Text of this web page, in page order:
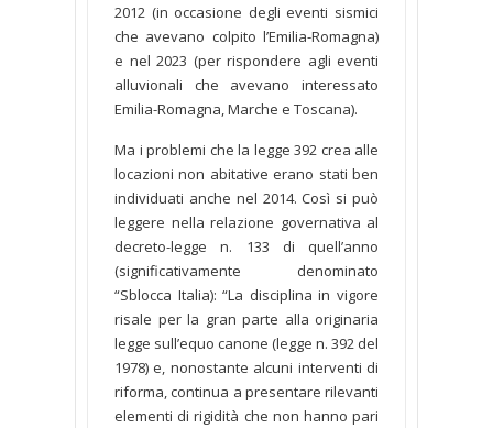
2012 (in occasione degli eventi sismici
che avevano colpito l’Emilia-Romagna)
e nel 2023 (per rispondere agli eventi
alluvionali che avevano interessato
Emilia-Romagna, Marche e Toscana).
Ma i problemi che la legge 392 crea alle
locazioni non abitative erano stati ben
individuati anche nel 2014. Così si può
leggere nella relazione governativa al
decreto-legge n. 133 di quell’anno
(significativamente denominato
“Sblocca Italia): “La disciplina in vigore
risale per la gran parte alla originaria
legge sull’equo canone (legge n. 392 del
1978) e, nonostante alcuni interventi di
riforma, continua a presentare rilevanti
elementi di rigidità che non hanno pari